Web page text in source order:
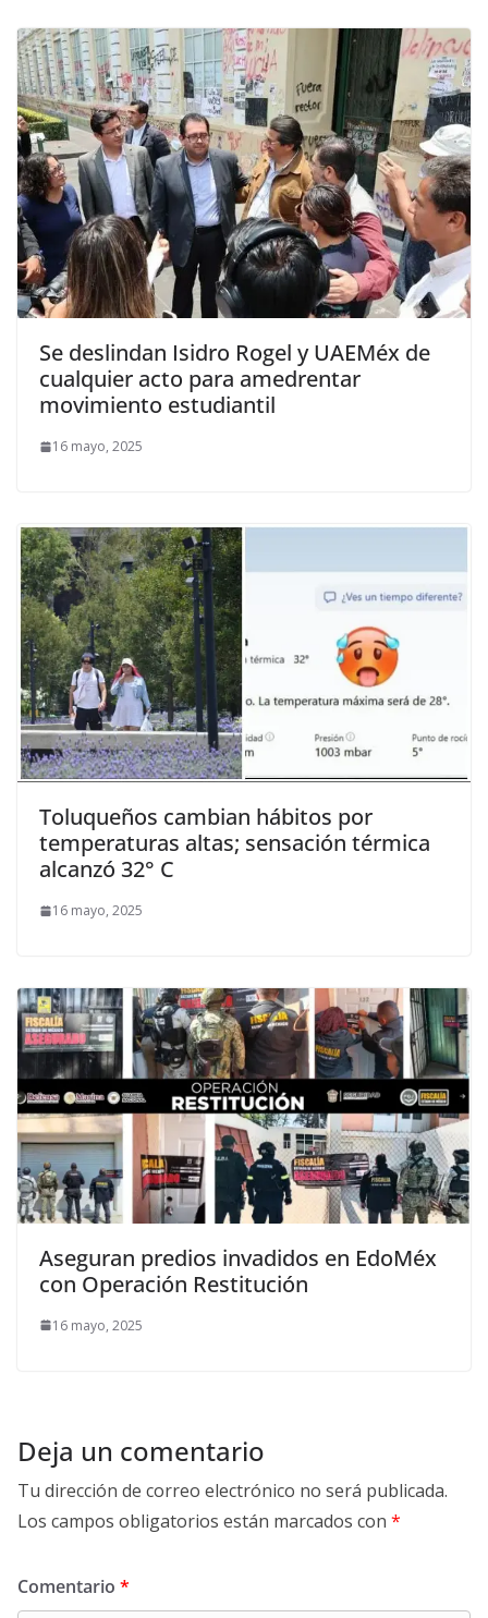
Se deslindan Isidro Rogel y UAEMéx de
cualquier acto para amedrentar
movimiento estudiantil
16 mayo, 2025
Toluqueños cambian hábitos por
temperaturas altas; sensación térmica
alcanzó 32° C
16 mayo, 2025
Aseguran predios invadidos en EdoMéx
con Operación Restitución
16 mayo, 2025
Deja un comentario
Tu dirección de correo electrónico no será publicada.
Los campos obligatorios están marcados con *
Comentario *